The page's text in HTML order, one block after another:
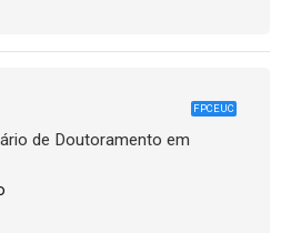
FPCEUC
de Doutoramento em